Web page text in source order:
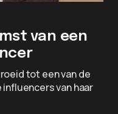
van een
tot een van de
van haar